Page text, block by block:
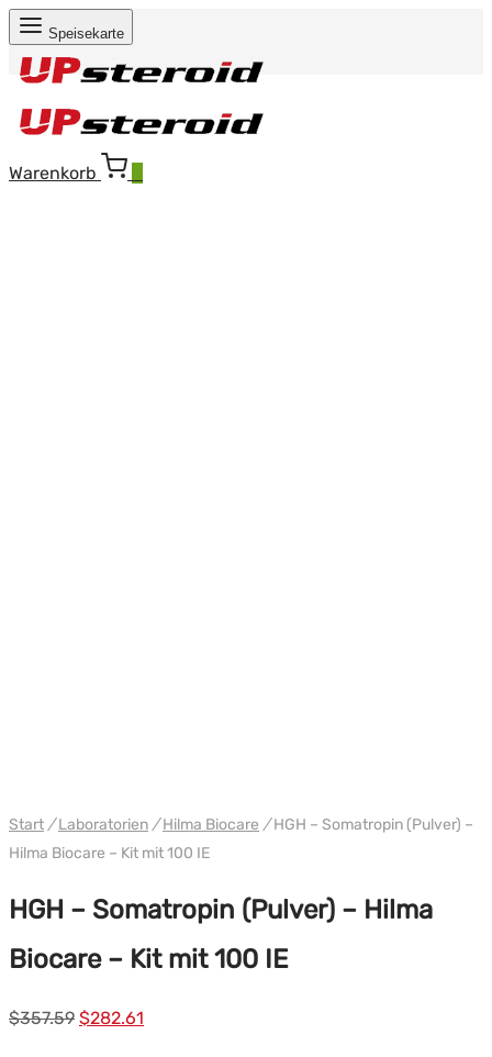
Speisekarte
Warenkorb
Start / Laboratorien / Hilma Biocare /HGH – Somatropin (Pulver) –
Hilma Biocare – Kit mit 100 IE
HGH – Somatropin (Pulver) – Hilma
Biocare – Kit mit 100 IE
$357.59 Ursprünglicher
$282.61